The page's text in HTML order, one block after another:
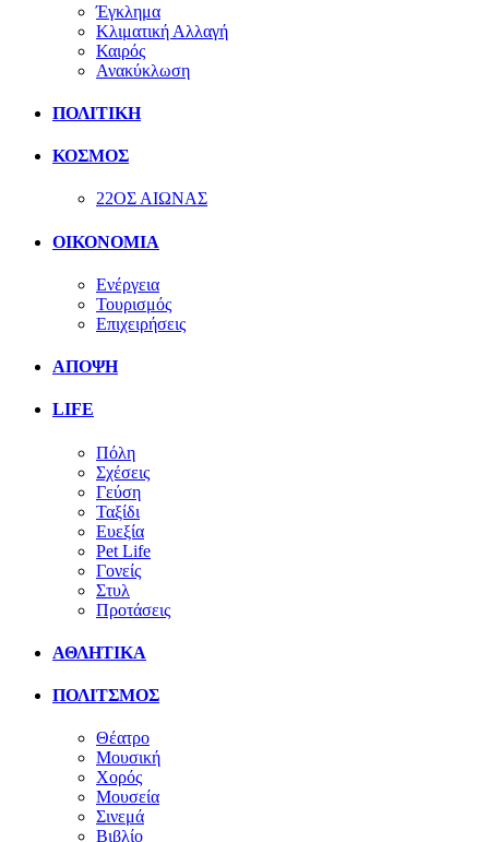
Έγκλημα
Κλιματική Αλλαγή
Καιρός
Ανακύκλωση
ΠΟΛΙΤΙΚΗ
ΚΟΣΜΟΣ
22ΟΣ ΑΙΩΝΑΣ
ΟΙΚΟΝΟΜΙΑ
Ενέργεια
Τουρισμός
Επιχειρήσεις
ΑΠΟΨΗ
LIFE
Πόλη
Σχέσεις
Γεύση
Ταξίδι
Ευεξία
Pet Life
Γονείς
Στυλ
Προτάσεις
ΑΘΛΗΤΙΚΑ
ΠΟΛΙΤΣΜΟΣ
Θέατρο
Μουσική
Χορός
Μουσεία
Σινεμά
Βιβλίο